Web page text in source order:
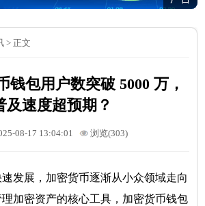
> 正文
钱包用户数突破 5000 万，
及速度超预期？
08-17 13:04:01 浏览(303)
发展，加密货币逐渐从小众领域走向
加密资产的核心工具，加密货币钱包